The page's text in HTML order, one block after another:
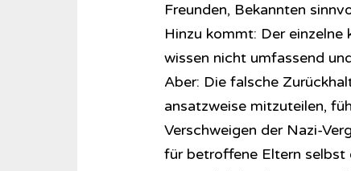
Freunden, Bekannten
Hinzu kommt: Der
wissen nicht umfassend
Aber: Die falsche
ansatzweise mitzuteilen,
Verschweigen der Nazi-
für betroffene Eltern selbst